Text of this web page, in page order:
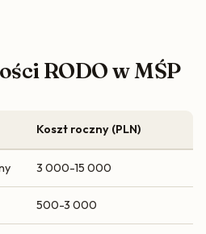
RODO w MŚP
Koszt roczny (PLN)
3 000-15 000
500-3 000